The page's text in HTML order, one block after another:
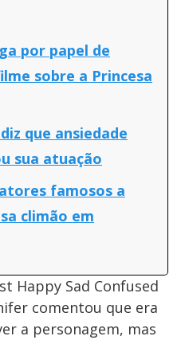
por papel de
sobre a Princesa
que ansiedade
sua atuação
famosos a
climão em
Happy Sad Confused
comentou que era
a personagem, mas